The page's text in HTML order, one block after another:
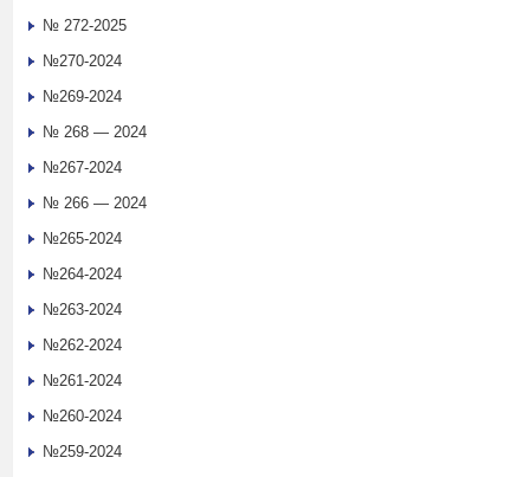
№ 272-2025
№270-2024
№269-2024
№ 268 — 2024
№267-2024
№ 266 — 2024
№265-2024
№264-2024
№263-2024
№262-2024
№261-2024
№260-2024
№259-2024